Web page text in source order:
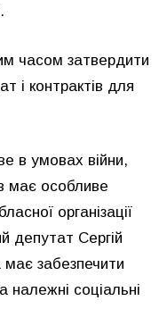
часом затвердити
і контрактів для
в умовах війни,
має особливе
організації
депутат Сергій
забезпечити
належні соціальні